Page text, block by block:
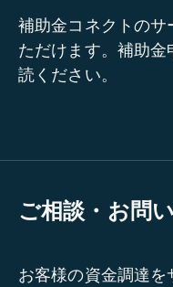
補助金コネクトの
ただけます。補助
読ください。
ご相談・お問
お客様の資金調達